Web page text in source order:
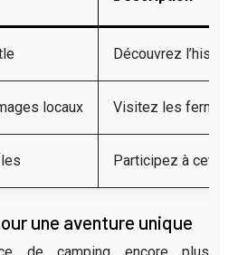
Découvrez
locaux Visitez les fermes
Participez à cet
une aventure unique